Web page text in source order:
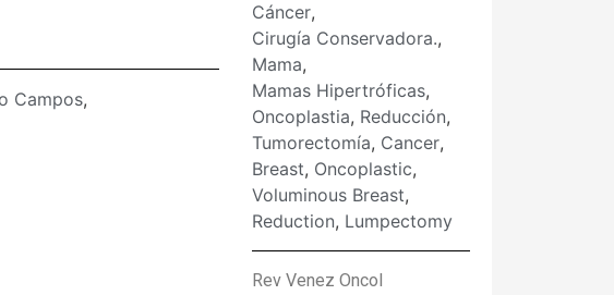
Campos,
Cáncer,
Cirugía Conservadora.,
Mama,
Mamas Hipertróficas,
Oncoplastia, Reducción,
Tumorectomía, Cancer,
Breast, Oncoplastic,
Voluminous Breast,
Reduction, Lumpectomy
Rev Venez Oncol